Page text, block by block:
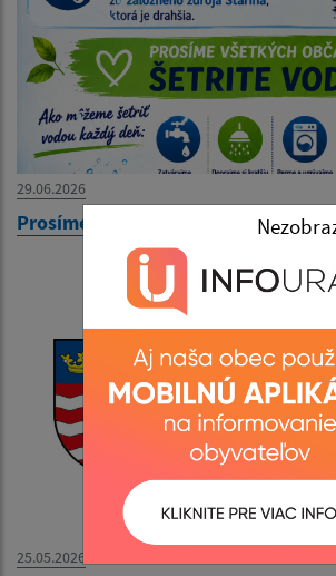
29.06.2026
Prosíme Vás občania, šetrite vodou
25.05.2026